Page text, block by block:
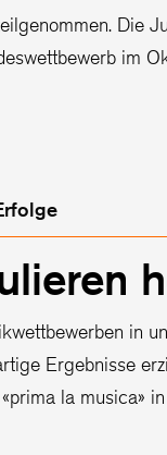
Die
im
in
Ergebnisse
la musica»